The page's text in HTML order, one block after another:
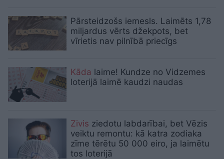
Pārsteidzošs iemesls. Laimēts 1,78
miljardus vērts džekpots, bet
vīrietis nav pilnībā priecīgs
Kāda laime! Kundze no Vidzemes
loterijā laimē kaudzi naudas
Zivis ziedotu labdarībai, bet Vēzis
veiktu remontu: kā katra zodiaka
zīme tērētu 50 000 eiro, ja laimētu
tos loterijā